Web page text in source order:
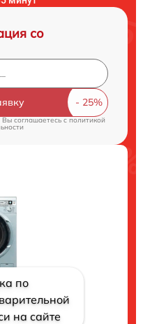
со
Вы соглашаетесь cполитикой
по
на сайте